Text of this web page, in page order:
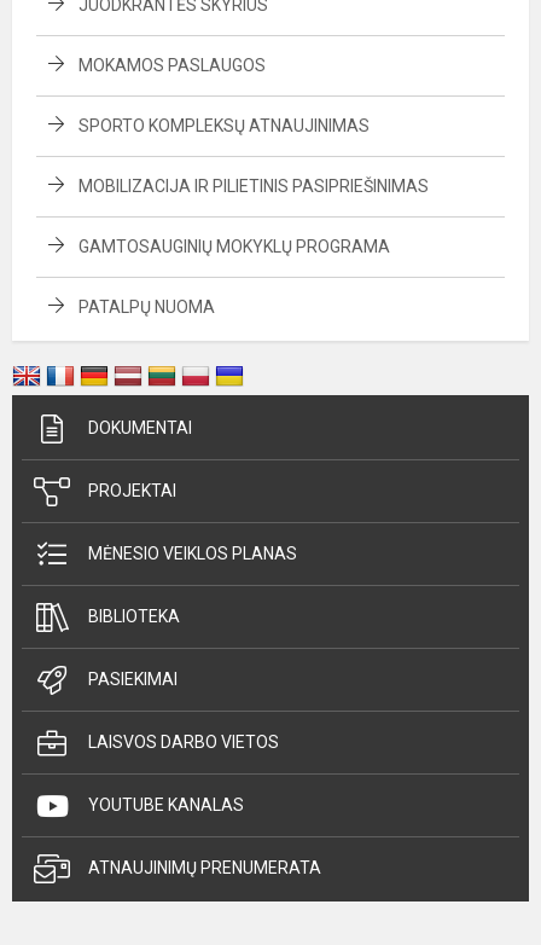
JUODKRANTĖS SKYRIUS
MOKAMOS PASLAUGOS
SPORTO KOMPLEKSŲ ATNAUJINIMAS
MOBILIZACIJA IR PILIETINIS PASIPRIEŠINIMAS
GAMTOSAUGINIŲ MOKYKLŲ PROGRAMA
PATALPŲ NUOMA
DOKUMENTAI
PROJEKTAI
MĖNESIO VEIKLOS PLANAS
BIBLIOTEKA
PASIEKIMAI
LAISVOS DARBO VIETOS
YOUTUBE KANALAS
ATNAUJINIMŲ PRENUMERATA